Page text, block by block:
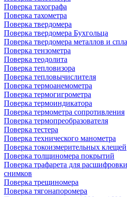
Поверка тахографа
Поверка тахометра
Поверка твердомера
Поверка твердомера Бухгольца
Поверка твердомера металлов и
Поверка тензометра
Поверка теодолита
Поверка тепловизора
Поверка тепловычислителя
Поверка термоанемометра
Поверка термогигрометра
Поверка термоиндикатора
Поверка термометра сопротивления
Поверка термопреобразователя
Поверка тестера
Поверка технического манометра
Поверка токоизмерительных клещей
Поверка толщиномера покрытий
Поверка трафарета для
снимков
Поверка трещиномера
Поверка тягонапоромера